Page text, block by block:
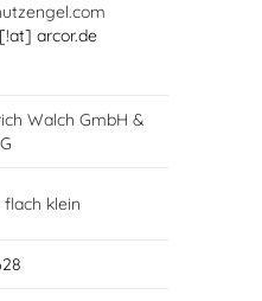
arcor.de
Walch GmbH &
flach klein